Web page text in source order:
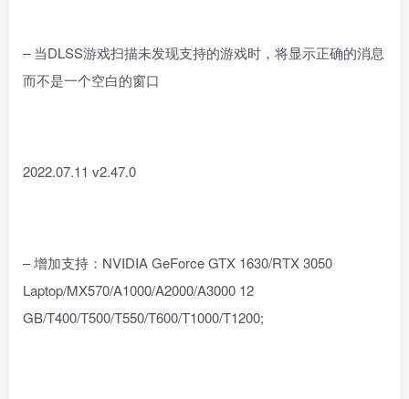
– 当DLSS游戏扫描未发现支持的游戏时，将显示正确的消息
而不是一个空白的窗口
2022.07.11 v2.47.0
– 增加支持：NVIDIA GeForce GTX 1630/RTX 3050
Laptop/MX570/A1000/A2000/A3000 12
GB/T400/T500/T550/T600/T1000/T1200;